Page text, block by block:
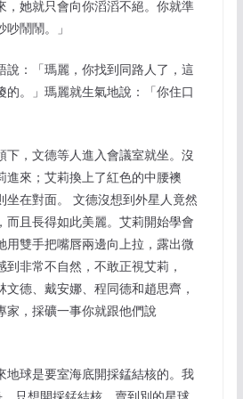
，她就只會向你滔滔不絕。你就準
鬧鬧。」
說：「瑪麗，你找到同路人了，這
的。」瑪麗就生氣地說：「你住口
下，文德等人進入會議室就坐。沒
進來；艾莉換上了紅色的中腰襖
坐在對面。 文德沒想到外星人竟然
而且長得如此美麗。艾莉開始學會
用雙手把嘴唇兩邊向上拉，露出微
非常不自然，不敢正視艾莉，
德、戴安娜、程同德和趙思齊，
家，採礦一事你就跟他們說
地球是要室海底開採錳結核的。我